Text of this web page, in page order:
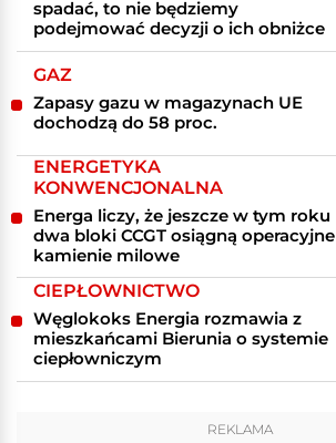
spadać, to nie będziemy
podejmować decyzji o ich obniżce
GAZ
Zapasy gazu w magazynach UE
dochodzą do 58 proc.
ENERGETYKA
KONWENCJONALNA
Energa liczy, że jeszcze w tym roku
dwa bloki CCGT osiągną operacyjne
kamienie milowe
CIEPŁOWNICTWO
Węglokoks Energia rozmawia z
mieszkańcami Bierunia o systemie
ciepłowniczym
REKLAMA